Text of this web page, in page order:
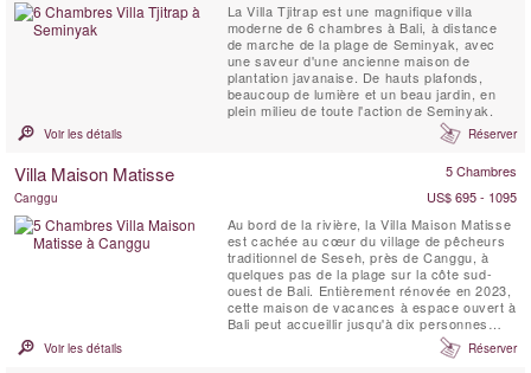
La Villa Tjitrap est une magnifique villa
moderne de 6 chambres à Bali, à distance
de marche de la plage de Seminyak, avec
une saveur d'une ancienne maison de
plantation javanaise. De hauts plafonds,
beaucoup de lumière et un beau jardin, en
plein milieu de toute l'action de Seminyak.
Voir les détails Réserver
Villa Maison Matisse 5 Chambres
Canggu
US$ 695 - 1095
Au bord de la rivière, la Villa Maison Matisse
est cachée au cœur du village de pêcheurs
traditionnel de Seseh, près de Canggu, à
quelques pas de la plage sur la côte sud-
ouest de Bali. Entièrement rénovée en 2023,
cette maison de vacances à espace ouvert à
Bali peut accueillir jusqu'à dix personnes
dans cinq chambres climatisées, chacune
étant attenante à sa propre salle de bain
Voir les détails Réserver